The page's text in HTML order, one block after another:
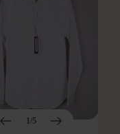
1/5